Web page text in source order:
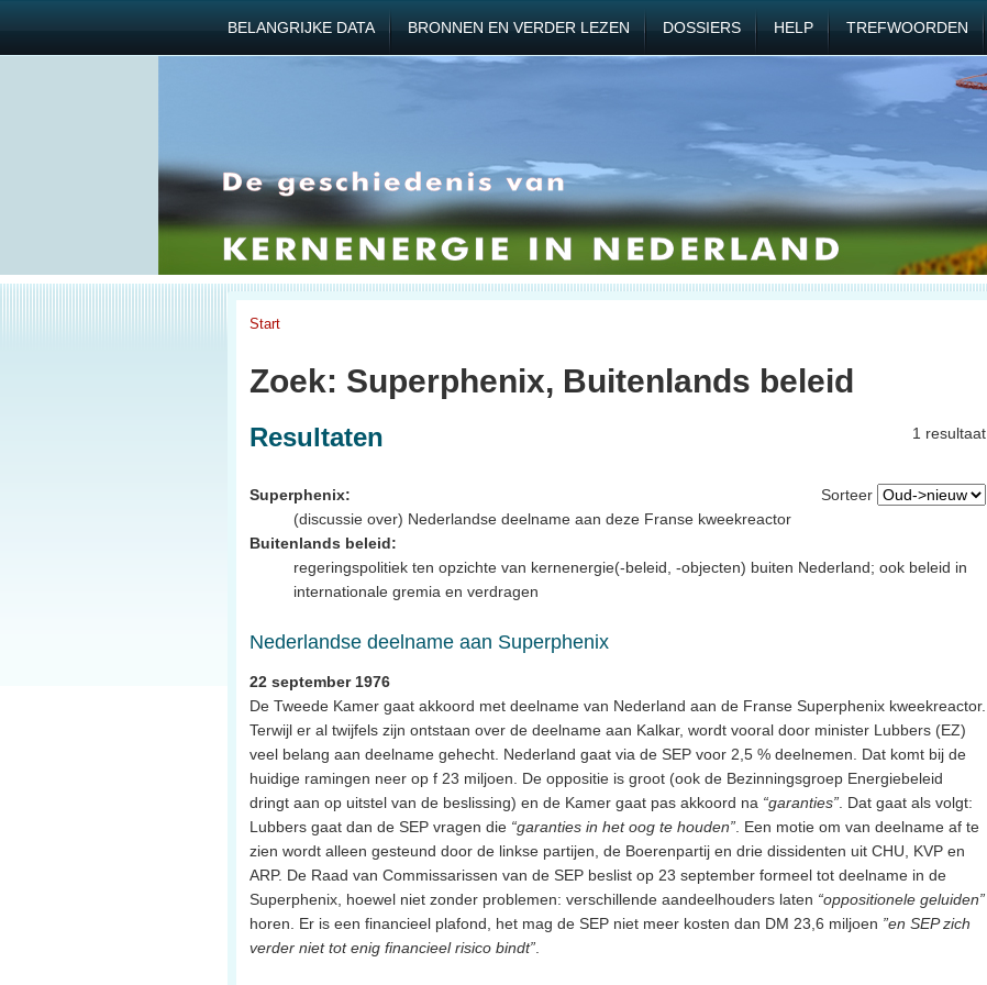
BELANGRIJKE DATA BRONNEN EN VERDER LEZEN DOSSIERS HELP TREFWOORDEN
Start
Zoek: Superphenix, Buitenlands beleid
1 resultaat
Resultaten
Sorteer
Superphenix:
(discussie over) Nederlandse deelname aan deze Franse kweekreactor
Buitenlands beleid:
regeringspolitiek ten opzichte van kernenergie(-beleid, -objecten) buiten Nederland; ook beleid in
internationale gremia en verdragen
Nederlandse deelname aan Superphenix
22 september 1976
De Tweede Kamer gaat akkoord met deelname van Nederland aan de Franse Superphenix kweekreactor.
Terwijl er al twijfels zijn ontstaan over de deelname aan Kalkar, wordt vooral door minister Lubbers (EZ)
veel belang aan deelname gehecht. Nederland gaat via de SEP voor 2,5 % deelnemen. Dat komt bij de
huidige ramingen neer op f 23 miljoen. De oppositie is groot (ook de Bezinningsgroep Energiebeleid
dringt aan op uitstel van de beslissing) en de Kamer gaat pas akkoord na “garanties” . Dat gaat als volgt:
Lubbers gaat dan de SEP vragen die “garanties in het oog te houden” . Een motie om van deelname af te
zien wordt alleen gesteund door de linkse partijen, de Boerenpartij en drie dissidenten uit CHU, KVP en
ARP. De Raad van Commissarissen van de SEP beslist op 23 september formeel tot deelname in de
Superphenix, hoewel niet zonder problemen: verschillende aandeelhouders laten “oppositionele geluiden”
horen. Er is een financieel plafond, het mag de SEP niet meer kosten dan DM 23,6 miljoen ”en SEP zich
verder niet tot enig financieel risico bindt”